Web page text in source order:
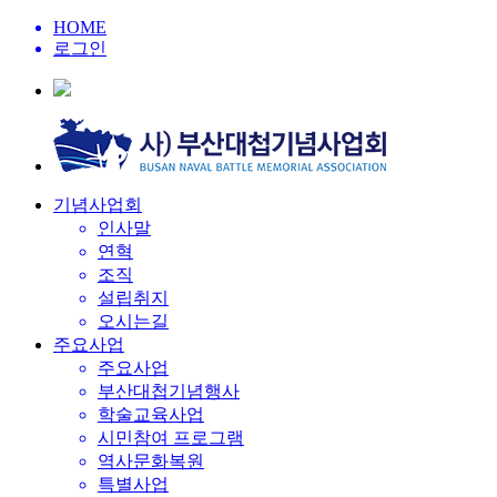
HOME
로그인
기념사업회
인사말
연혁
조직
설립취지
오시는길
주요사업
주요사업
부산대첩기념행사
학술교육사업
시민참여 프로그램
역사문화복원
특별사업